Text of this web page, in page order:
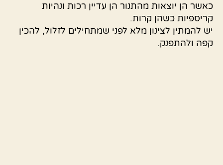
כאשר הן יוצאות מהתנור הן עדיין רכות ונהיות
קריספיות כשהן קרות.
יש להמתין לצינון מלא לפני שמתחילים לזלול, להכין
קפה ולהתפנק.